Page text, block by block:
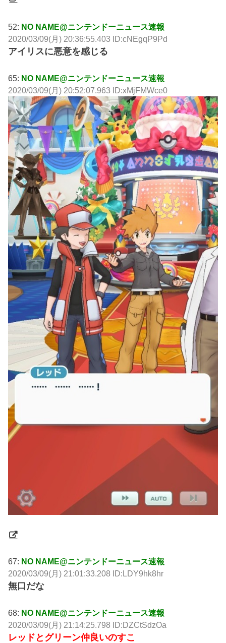
52: NO NAME@ニンテンドーニュース速報
2020/03/09(月) 20:36:55.403 ID:cNEgqP9Pd
アイリスに悪意を感じる
65: NO NAME@ニンテンドーニュース速報
2020/03/09(月) 20:52:07.963 ID:xMjFMWce0
67: NO NAME@ニンテンドーニュース速報
2020/03/09(月) 21:01:33.208 ID:LDY9hk8hr
無口だな
68: NO NAME@ニンテンドーニュース速報
2020/03/09(月) 21:14:25.798 ID:DZCtSdzOa
レッドとグリーン仲良いのすこ